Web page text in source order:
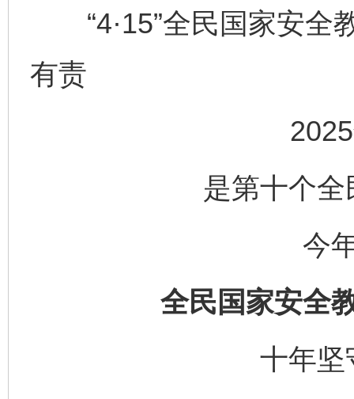
“4·15”全民国家安全
有责
是第十个
今
全民国家安全
十年坚